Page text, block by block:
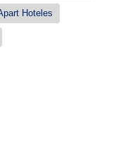
Hoteles